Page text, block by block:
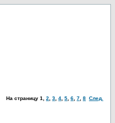
На страницу 1 2 3 4 5 6 7 8 След.